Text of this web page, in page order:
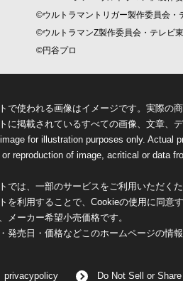
©ウルトラマントリガー製作委員会・
©ウルトラマンZ製作委員会・テレビ
©円谷プロ
で使われる画像はイメージです。実際の
に掲載されているすべての画像、文章、
for illustration purposes only. Actual
reproduction of image, acritical or data
では、一部のサービスをご利用いただく
を利用することで、Cookieの使用に同意
メーカー希望小売価格です。
発売日・価格などこのホームページの情
privacypolicy Do Not Sell or